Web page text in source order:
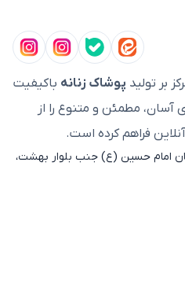
پوشاک زنانه باکیفیت
مطمئن و متنوع را از
فراهم کرده است.
امام حسین (ع) جنب بلوار بهشت،